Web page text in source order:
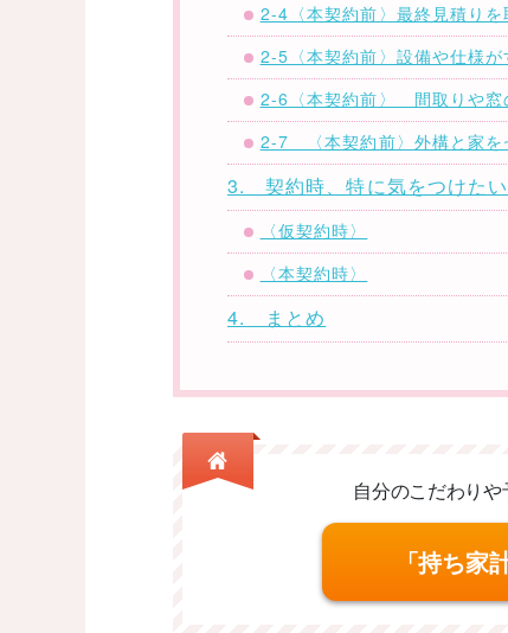
2-4〈本契約前〉最終見積り
2-5〈本契約前〉設備や仕様
2-6〈本契約前〉 間取りや窓
2-7 〈本契約前〉外構と家を
3. 契約時、特に気をつけた
〈仮契約時〉
〈本契約時〉
4. まとめ
自分のこだわり
「持ち家